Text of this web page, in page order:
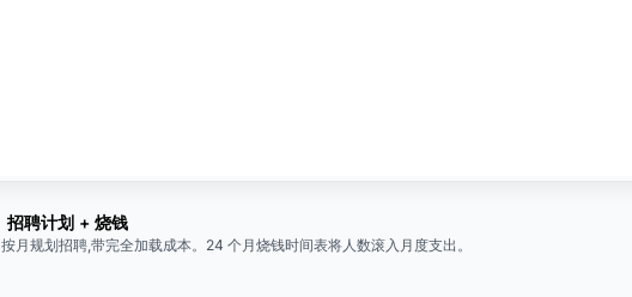
招聘计划 + 烧钱
按月规划招聘,带完全加载成本。24 个月烧钱时间表将人数滚入月度支出。